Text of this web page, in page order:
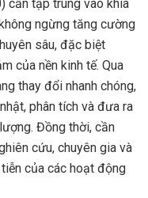
cần tập trung vào khía
ngừng tăng cường
sâu, đặc biệt
của nền kinh tế. Qua
thay đổi nhanh chóng,
phân tích và đưa ra
Đồng thời, cần
cứu, chuyên gia và
của các hoạt động